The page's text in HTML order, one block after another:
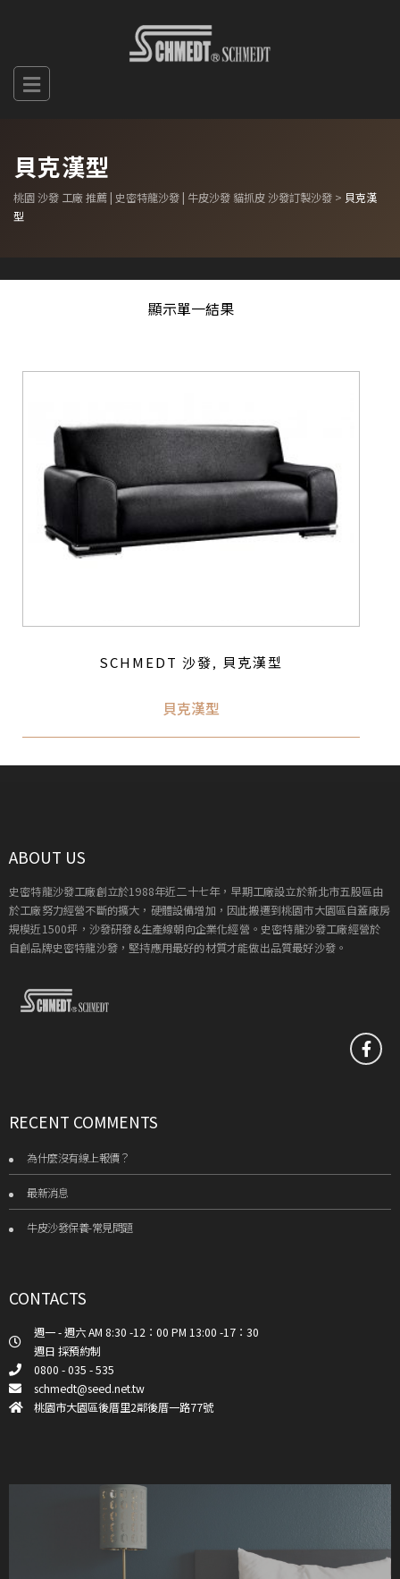
桃園 沙發 工廠 推薦 | 史密特龍沙發 | 牛皮沙發 貓抓皮 沙發訂製沙發 > 貝克漢
型
貝克漢型
顯示單一結果
SCHMEDT 沙發, 貝克漢型
貝克漢型
ABOUT US
史密特龍沙發工廠創立於1988年近二十七年，早期工廠設立於新北市五股區由
於工廠努力經營不斷的擴大，硬體設備增加，因此搬遷到桃園市大園區自蓋廠房
規模近1500坪，沙發研發&生產線朝向企業化經營。史密特龍沙發工廠經營於
自創品牌史密特龍沙發，堅持應用最好的材質才能做出品質最好沙發。
RECENT COMMENTS
為什麼沒有線上報價？
最新消息
牛皮沙發保養-常見問題
CONTACTS
週一 - 週六 AM 8:30 -12：00 PM 13:00 -17：30
週日 採預約制
0800 - 035 - 535
schmedt@seed.net.tw
桃園市大園區後厝里2鄰後厝一路77號